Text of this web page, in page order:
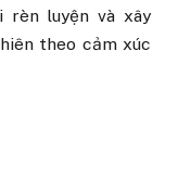
rèn luyện và xây
theo cảm xúc